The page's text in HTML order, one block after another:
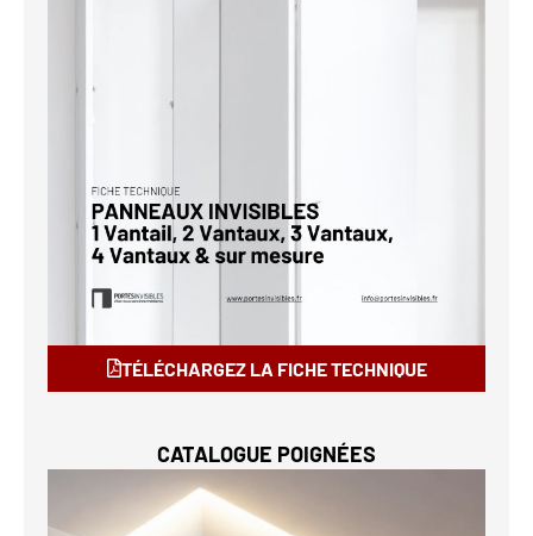
TÉLÉCHARGEZ LA FICHE TECHNIQUE
CATALOGUE POIGNÉES